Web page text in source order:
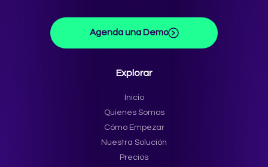
Agenda una Demo
Explorar
Inicio
Quienes Somos
Cómo Empezar
Nuestra Solución
Precios